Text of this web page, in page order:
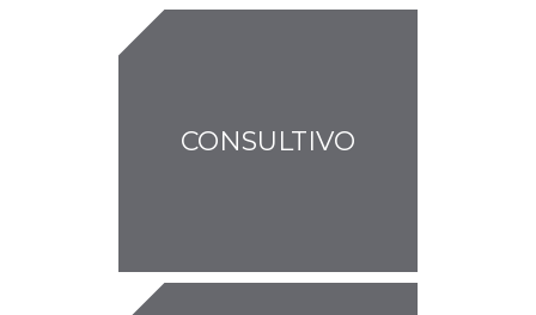
CONSULTIVO